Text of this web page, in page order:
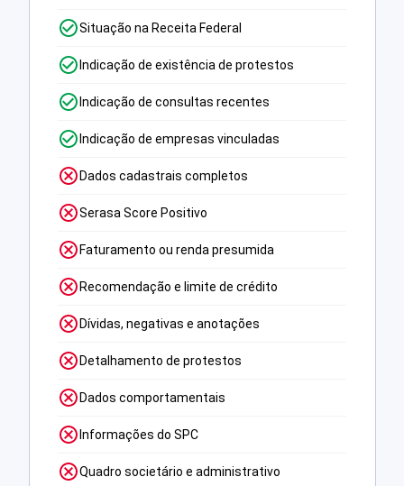
Situação na Receita Federal
Indicação de existência de protestos
Indicação de consultas recentes
Indicação de empresas vinculadas
Dados cadastrais completos
Serasa Score Positivo
Faturamento ou renda presumida
Recomendação e limite de crédito
Dívidas, negativas e anotações
Detalhamento de protestos
Dados comportamentais
Informações do SPC
Quadro societário e administrativo